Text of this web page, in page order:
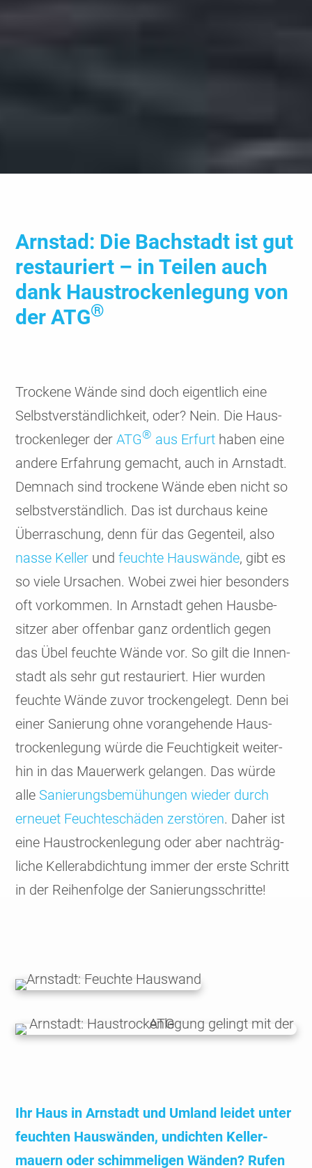
Arnstad: Die Bach­stadt ist gut
restau­riert – in Teilen auch
dank Haus­trocken­legung von
der ATG®
Trockene Wände sind doch eigent­lich eine
Selbst­ver­ständ­lich­keit, oder? Nein. Die Haus­
trocken­leger derATG® aus Erfurt haben eine
andere Erfah­rung gemacht, auch in Arn­stadt.
Demnach sind trockene Wände eben nicht so
selbst­ver­ständ­lich. Das ist durch­aus keine
Überra­schung, denn für das Gegen­teil, also
nasse Keller undfeuchte Haus­wände, gibt es
so viele Ursachen. Wobei zwei hier beson­ders
oft vorkom­men. In Arnstadt gehen Hausbe­
sitzer aber offenbar ganz ordent­lich gegen
das Übel feuchte Wände vor. So gilt die Innen­
stadt als sehr gut restau­riert. Hier wurden
feuchte Wände zuvor trocken­gelegt. Denn bei
einer Sanie­rung ohne voran­gehende Haus­
trocken­legung würde die Feuch­tig­keit weiter­
hin in das Mauer­werk gelan­gen. Das würde
alle Sanie­rungs­bemü­hungen wieder durch
erneuet Feuchte­schäden zerstören. Daher ist
eine Haus­trocken­legung oder aber nach­träg­
liche Keller­abdich­tung immer der erste Schritt
in der Reihen­folge der Sanie­rungs­schritte!
Ihr Haus in Arnstadt und Umland leidet unter
feuchten Haus­wänden, undichten Keller­
mauern oder schimme­ligen Wänden? Rufen